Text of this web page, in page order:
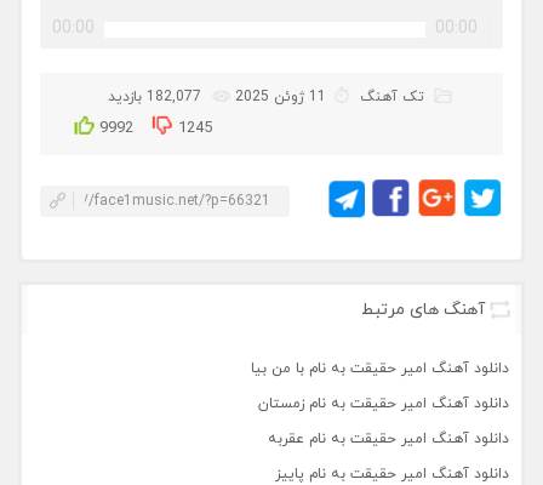
00:00
00:00
تک آهنگ 11 ژوئن 2025 182,077 بازدید
9992 1245
آهنگ های مرتبط
دانلود آهنگ امیر حقیقت به نام با من بیا
دانلود آهنگ امیر حقیقت به نام زمستان
دانلود آهنگ امیر حقیقت به نام عقربه
دانلود آهنگ امیر حقیقت به نام پاییز